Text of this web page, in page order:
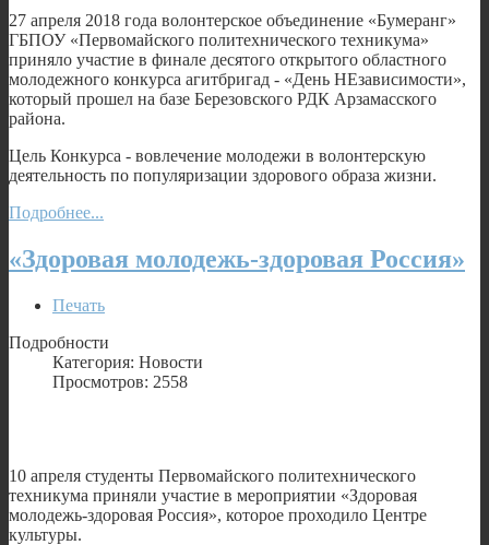
27 апреля 2018 года волонтерское объединение «Бумеранг»
ГБПОУ «Первомайского политехнического техникума»
приняло участие в финале десятого открытого областного
молодежного конкурса агитбригад - «День НЕзависимости»,
который прошел на базе Березовского РДК Арзамасского
района.
Цель Конкурса - вовлечение молодежи в волонтерскую
деятельность по популяризации здорового образа жизни.
Подробнее...
«Здоровая молодежь-здоровая Россия»
Печать
Подробности
Категория: Новости
Просмотров: 2558
10 апреля студенты Первомайского политехнического
техникума приняли участие в мероприятии «Здоровая
молодежь-здоровая Россия», которое проходило Центре
культуры.